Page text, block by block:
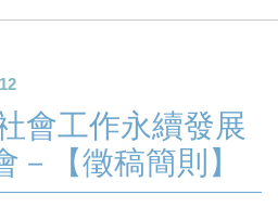
會工作永續發展
－【徵稿簡則】